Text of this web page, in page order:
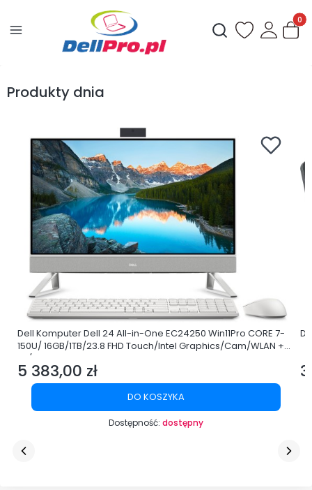
Otwórz
Produkty dnia
Dell Komputer Dell 24 All-in-One EC24250 Win11Pro CORE 7-
150U/ 16GB/1TB/23.8 FHD Touch/Intel Graphics/Cam/WLAN +
BT/3Y ProSupport
Cena
5 383,00 zł
DO KOSZYKA
Dostępność: dostępny